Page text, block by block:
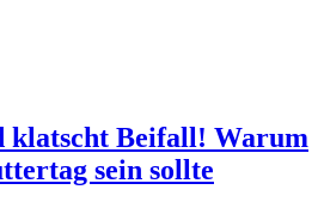
klatscht Beifall! Warum
sein sollte